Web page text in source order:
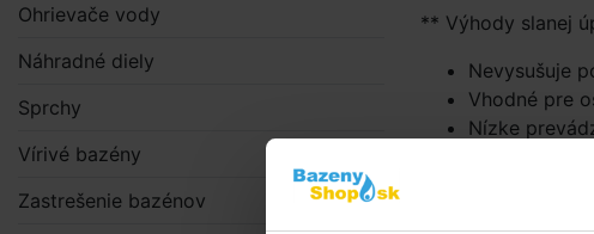
** Výhody slanej
Nevysušuje
Vhodné pre
Nízke
Ohrievače vody
Náhradné diely
Sprchy
Vírivé bazény
Zastrešenie bazénov